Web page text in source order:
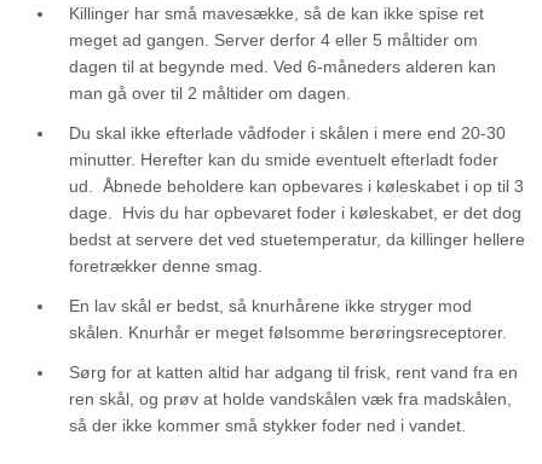
Killinger har små mavesække, så de kan ikke spise ret
meget ad gangen. Server derfor 4 eller 5 måltider om
dagen til at begynde med. Ved 6-måneders alderen kan
man gå over til 2 måltider om dagen.
Du skal ikke efterlade vådfoder i skålen i mere end 20-30
minutter. Herefter kan du smide eventuelt efterladt foder
ud. Åbnede beholdere kan opbevares i køleskabet i op til 3
dage. Hvis du har opbevaret foder i køleskabet, er det dog
bedst at servere det ved stuetemperatur, da killinger hellere
foretrækker denne smag.
En lav skål er bedst, så knurhårene ikke stryger mod
skålen. Knurhår er meget følsomme berøringsreceptorer.
Sørg for at katten altid har adgang til frisk, rent vand fra en
ren skål, og prøv at holde vandskålen væk fra madskålen,
så der ikke kommer små stykker foder ned i vandet.